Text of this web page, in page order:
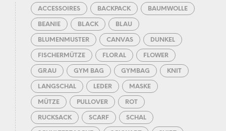
ACCESSOIRES BACKPACK BAUMWOLLE
BEANIE BLACK BLAU
BLUMENMUSTER CANVAS DUNKEL
FISCHERMÜTZE FLORAL FLOWER
GRAU GYM BAG GYMBAG KNIT
LANGSCHAL LEDER MASKE
MÜTZE PULLOVER ROT
RUCKSACK SCARF SCHAL